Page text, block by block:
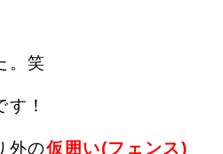
。笑
す！
外の仮囲い(フェンス)